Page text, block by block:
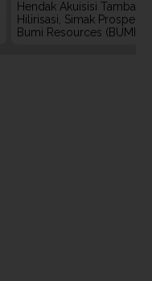
Hendak Akuisisi
Hilirisasi, Simak Prospek
Bumi Resources (BUMI)